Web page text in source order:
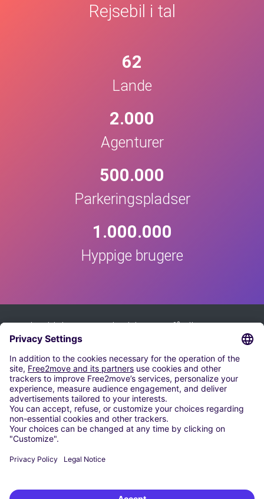
Rejsebil i tal
62
Lande
2.000
Agenturer
500.000
Parkeringspladser
1.000.000
Hyppige brugere
Tilmeld dig vores nyhedsbrev og få alle vores tip:
Tilmeld